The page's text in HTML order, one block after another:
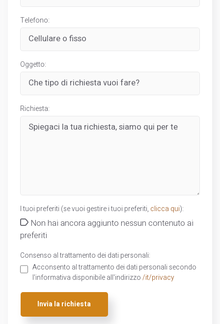
Telefono:
Oggetto:
Richiesta:
I tuoi preferiti (se vuoi gestire i tuoi preferiti, clicca qui):
Non hai ancora aggiunto nessun contenuto ai
preferiti
Consenso al trattamento dei dati personali:
Acconsento al trattamento dei dati personali secondo
l'informativa disponibile all'indirizzo /it/privacy
Invia la richiesta